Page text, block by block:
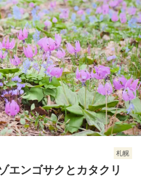
札幌
エンゴサクとカタクリ